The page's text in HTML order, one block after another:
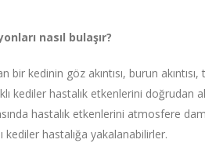
nasıl bulaşır?
kedinin göz akıntısı, burun
kediler hastalık etkenlerini doğrudan
hastalık etkenlerini atmosfere
kediler hastalığa yakalanabilirler.